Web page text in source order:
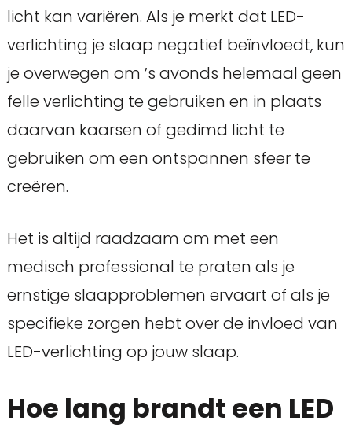
licht kan variëren. Als je merkt dat LED-
verlichting je slaap negatief beïnvloedt, kun
je overwegen om ’s avonds helemaal geen
felle verlichting te gebruiken en in plaats
daarvan kaarsen of gedimd licht te
gebruiken om een ontspannen sfeer te
creëren.
Het is altijd raadzaam om met een
medisch professional te praten als je
ernstige slaapproblemen ervaart of als je
specifieke zorgen hebt over de invloed van
LED-verlichting op jouw slaap.
Hoe lang brandt een LED